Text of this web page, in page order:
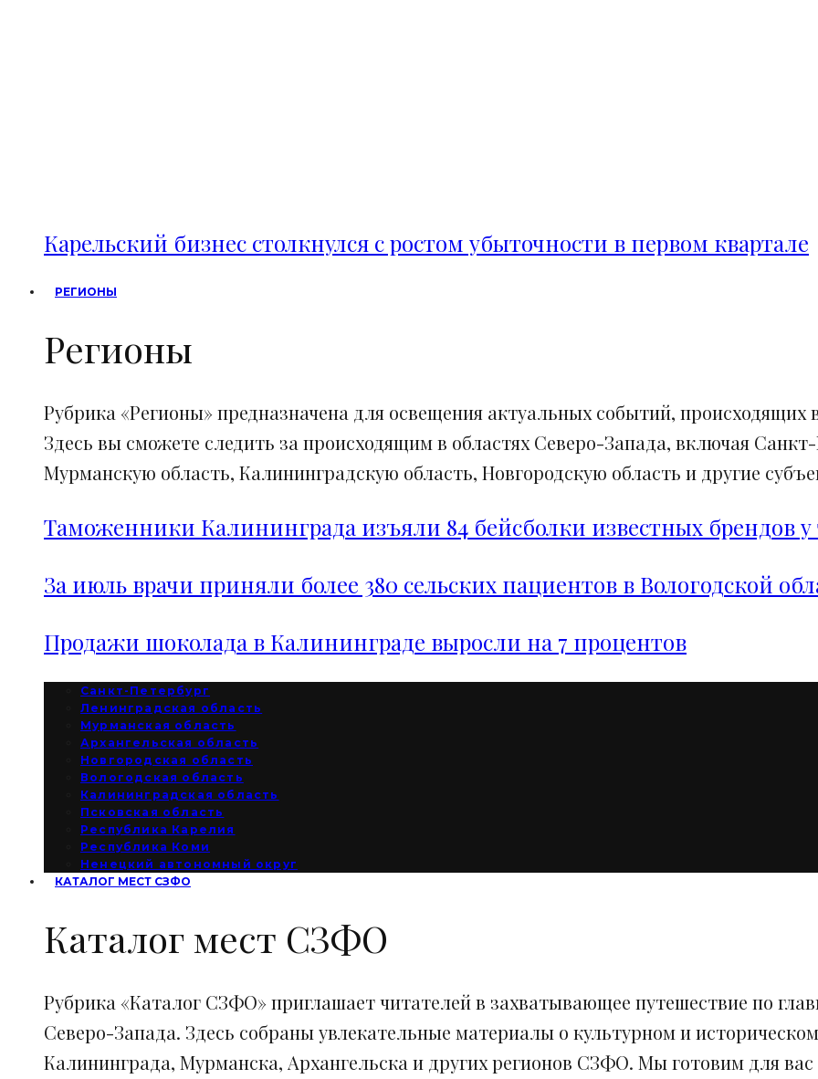
Карельский бизнес столкнулся с ростом убыточности в первом квартале
РЕГИОНЫ
Регионы
Рубрика «Регионы» предназначена для освещения актуальных событий, происходящих
Здесь вы сможете следить за происходящим в областях Северо-Запада, включая
Мурманскую область, Калининградскую область, Новгородскую область и другие
Таможенники Калининграда изъяли 84 бейсболки известных брендов у
За июль врачи приняли более 380 сельских пациентов в Вологодской
Продажи шоколада в Калининграде выросли на 7 процентов
Санкт-Петербург
Ленинградская область
Мурманская область
Архангельская область
Новгородская область
Вологодская область
Калининградская область
Псковская область
Республика Карелия
Республика Коми
Ненецкий автономный округ
КАТАЛОГ МЕСТ СЗФО
Каталог мест СЗФО
Рубрика «Каталог СЗФО» приглашает читателей в захватывающее путешествие по
Северо-Запада. Здесь собраны увлекательные материалы о культурном и
Калининграда, Мурманска, Архангельска и других регионов СЗФО. Мы готовим для